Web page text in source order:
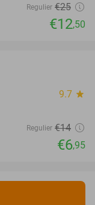
Regulier €25
€12,50
9.7 star
Regulier €14
€6,95